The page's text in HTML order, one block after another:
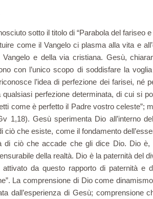
sotto il titolo di “Parabola del fariseo
come il Vangelo ci plasma alla vita e
e della via cristiana. Gesù,
con l’unico scopo di soddisfare la
l’idea di perfezione dei farisei, né
perfezione determinata, di cui si
come è perfetto il Padre vostro celeste”;
1,18). Gesù sperimenta Dio all’interno
ciò che esiste, come il fondamento
ciò che accade che gli dice Dio. Dio è,
della realtà. Dio è la paternità del
da questo rapporto di paternità e
La comprensione di Dio come
dall’esperienza di Gesù; comprensione